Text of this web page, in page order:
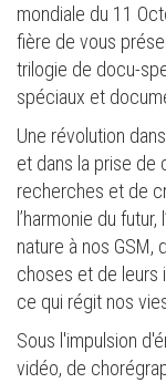
mondiale du 11
fière de vous
trilogie de docu-
spéciaux et
Une révolution
et dans la prise de
recherches et de
l’harmonie du
nature à nos GSM,
choses et de leurs
ce qui régit nos
Sous l'impulsion
vidéo, de